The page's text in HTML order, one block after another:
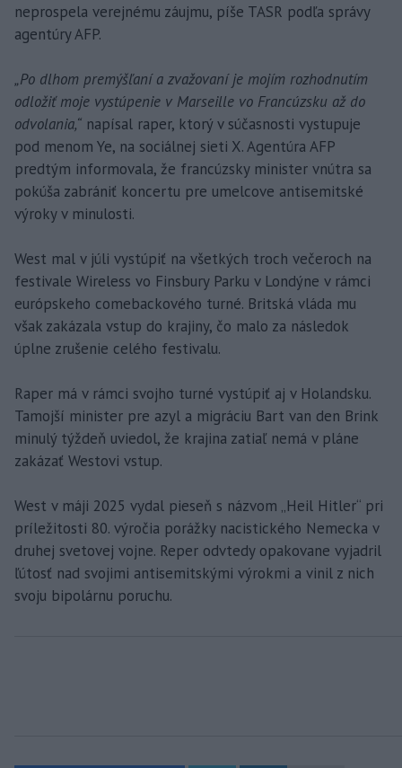
neprospela verejnému záujmu, píše TASR podľa správy
agentúry AFP.
„Po dlhom premýšľaní a zvažovaní je mojím rozhodnutím
odložiť moje vystúpenie v Marseille vo Francúzsku až do
odvolania,“ napísal raper, ktorý v súčasnosti vystupuje
pod menom Ye, na sociálnej sieti X. Agentúra AFP
predtým informovala, že francúzsky minister vnútra sa
pokúša zabrániť koncertu pre umelcove antisemitské
výroky v minulosti.
West mal v júli vystúpiť na všetkých troch večeroch na
festivale Wireless vo Finsbury Parku v Londýne v rámci
európskeho comebackového turné. Britská vláda mu
však zakázala vstup do krajiny, čo malo za následok
úplne zrušenie celého festivalu.
Raper má v rámci svojho turné vystúpiť aj v Holandsku.
Tamojší minister pre azyl a migráciu Bart van den Brink
minulý týždeň uviedol, že krajina zatiaľ nemá v pláne
zakázať Westovi vstup.
West v máji 2025 vydal pieseň s názvom „Heil Hitler“ pri
príležitosti 80. výročia porážky nacistického Nemecka v
druhej svetovej vojne. Reper odvtedy opakovane vyjadril
ľútosť nad svojimi antisemitskými výrokmi a vinil z nich
svoju bipolárnu poruchu.